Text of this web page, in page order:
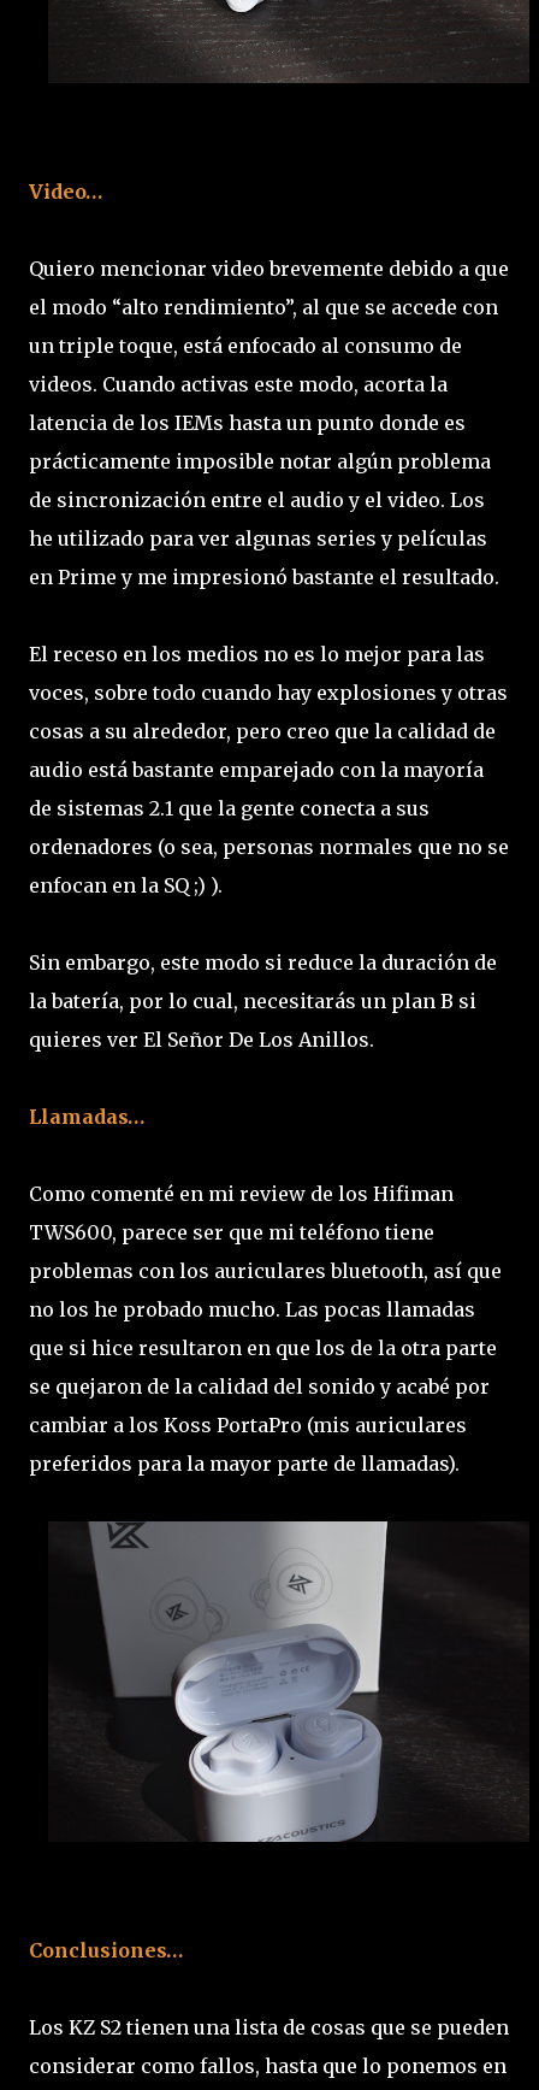
Video…
Quiero mencionar video brevemente debido a que
el modo “alto rendimiento”, al que se accede con
un triple toque, está enfocado al consumo de
videos. Cuando activas este modo, acorta la
latencia de los IEMs hasta un punto donde es
prácticamente imposible notar algún problema
de sincronización entre el audio y el video. Los
he utilizado para ver algunas series y películas
en Prime y me impresionó bastante el resultado.
El receso en los medios no es lo mejor para las
voces, sobre todo cuando hay explosiones y otras
cosas a su alrededor, pero creo que la calidad de
audio está bastante emparejado con la mayoría
de sistemas 2.1 que la gente conecta a sus
ordenadores (o sea, personas normales que no se
enfocan en la SQ ;) ).
Sin embargo, este modo si reduce la duración de
la batería, por lo cual, necesitarás un plan B si
quieres ver El Señor De Los Anillos.
Llamadas…
Como comenté en mi review de los Hifiman
TWS600, parece ser que mi teléfono tiene
problemas con los auriculares bluetooth, así que
no los he probado mucho. Las pocas llamadas
que si hice resultaron en que los de la otra parte
se quejaron de la calidad del sonido y acabé por
cambiar a los Koss PortaPro (mis auriculares
preferidos para la mayor parte de llamadas).
Conclusiones…
Los KZ S2 tienen una lista de cosas que se pueden
considerar como fallos, hasta que lo ponemos en